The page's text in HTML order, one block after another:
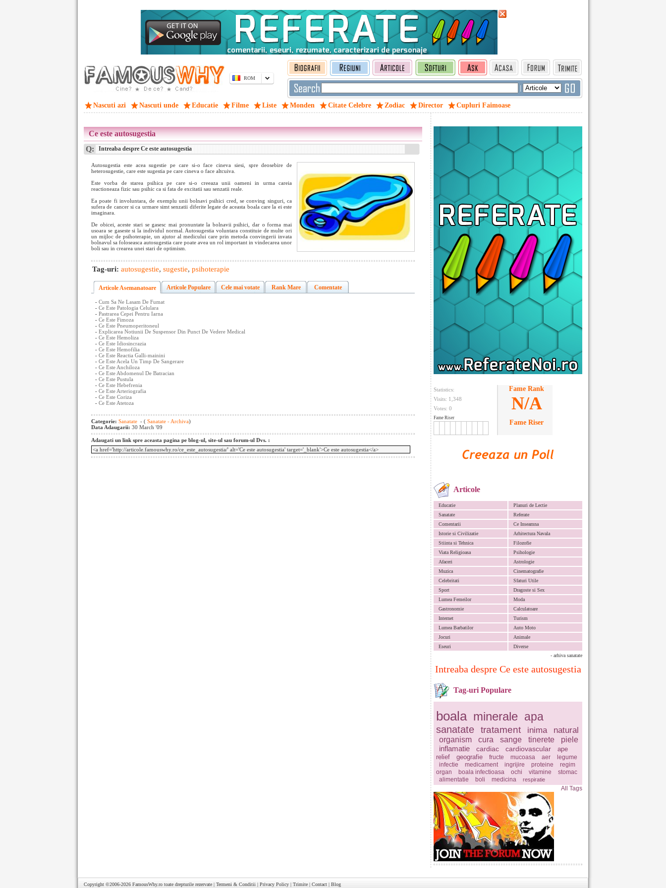
ROM
|
Nascuti azi Nascuti unde Educatie Filme Liste Monden Citate Celebre Zodiac Director Cupluri Faimoase
Statistics:
Visits: 1,348
Votes: 0
Fame Riser
Fame Rank
N/A
Fame Riser
Articole
Educatie
Planuri de Lectie
Sanatate
Referate
Comentarii
Ce Inseamna
Istorie si Civilizatie
Arhitectura Navala
Stiinta si Tehnica
Filozofie
Viata Religioasa
Psihologie
Afaceri
Astrologie
Muzica
Cinematografie
Celebritati
Sfaturi Utile
Sport
Dragoste si Sex
Lumea Femeilor
Moda
Gastronomie
Calculatoare
Internet
Turism
Lumea Barbatilor
Auto Moto
Jocuri
Animale
Eseuri
Diverse
- arhiva sanatate
Intreaba despre Ce este autosugestia
Tag-uri Populare
boala minerale apa
sanatate tratament inima natural
organism cura sange tinerete
piele
inflamatie
cardiac cardiovascular
ape
relief
geografie fructe mucoasa aer
legume
infectie
medicament ingrijire proteine
regim
organ
boala infectioasa ochi vitamine
stomac
alimentatie
boli medicina respiratie
All Tags
Ce este autosugestia
Q: Intreaba despre Ce este autosugestia
Autosugestia este acea sugestie pe care si-o face cineva siesi, spre deosebire de
heterosugestie, care este sugestia pe care cineva o face altcuiva.
Este vorba de starea psihica pe care si-o creeaza unii oameni in urma careia
reactioneaza fizic sau psihic ca si fata de excitatii sau senzatii reale.
Ea poate fi involuntara, de exemplu unii bolnavi psihici cred, se conving singuri, ca
sufera de cancer si ca urmare simt senzatii diferite legate de aceasta boala care la ei este
imaginara.
De obicei, aceste stari se gasesc mai pronuntate la bolnavii psihici, dar o forma mai
usoara se gaseste si la individul normal. Autosugestia voluntara constituie de multe ori
un mijloc de psihoterapie, un ajutor al medicului care prin metoda convingerii invata
bolnavul sa foloseasca autosugestia care poate avea un rol important in vindecarea unor
boli sau in crearea unei stari de optimism.
Tag-uri: autosugestie, sugestie, psihoterapie
Articole Asemanatoare Articole Populare Cele mai votate Rank Mare Comentate
- Cum Sa Ne Lasam De Fumat
- Ce Este Patologia Celulara
- Pastrarea Cepei Pentru Iarna
- Ce Este Fimoza
- Ce Este Pneumoperitoneul
- Explicarea Notiunii De Suspensor Din Punct De Vedere Medical
- Ce Este Hemoliza
- Ce Este Idiosincrazia
- Ce Este Hemofilia
- Ce Este Reactia Galli-mainini
- Ce Este Acela Un Timp De Sangerare
- Ce Este Anchiloza
- Ce Este Abdomenul De Batracian
- Ce Este Pustula
- Ce Este Hebefrenia
- Ce Este Arteriografia
- Ce Este Coriza
- Ce Este Atetoza
Categorie: Sanatate - ( Sanatate - Archiva)
Data Adaugarii: 30 March '09
Adaugati un link spre aceasta pagina pe blog-ul, site-ul sau forum-ul Dvs. :
Copyright ©2006-2026 FamousWhy.ro toate drepturile rezervate | Termeni & Conditii | Privacy Policy | Trimite | Contact | Blog